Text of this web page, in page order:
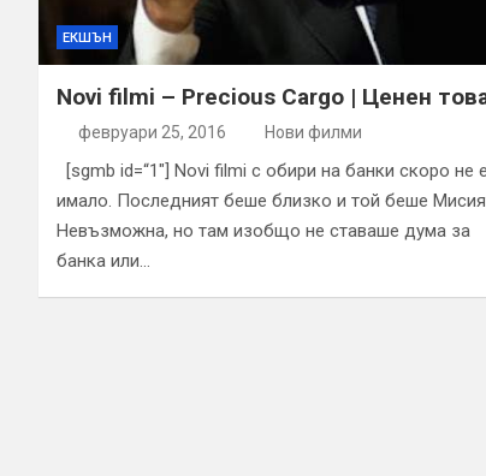
ЕКШЪН
Novi filmi – Precious Cargo | Ценен
февруари 25, 2016 Нови филми
[sgmb id=“1″] Novi filmi с обири на банки скоро не е
имало. Последният беше близко и той беше
Невъзможна, но там изобщо не ставаше дума за
банка или…